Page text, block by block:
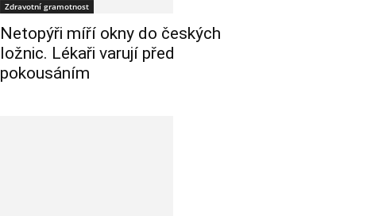
Zdravotní gramotnost
Netopýři míří okny do českých
ložnic. Lékaři varují před
pokousáním